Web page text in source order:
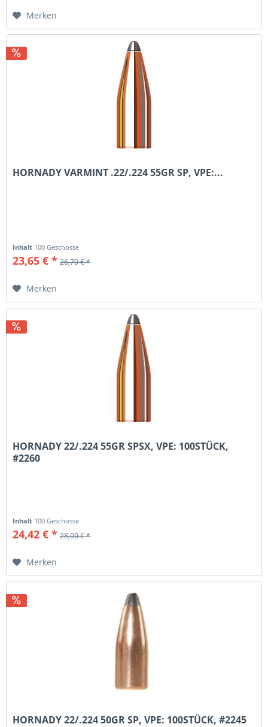
Merken
HORNADY VARMINT .22/.224 55GR SP, VPE:...
Inhalt 100 Geschosse
23,65 € * 26,70 € *
Merken
HORNADY 22/.224 55GR SPSX, VPE: 100STÜCK,
#2260
Inhalt 100 Geschosse
24,42 € * 28,00 € *
Merken
HORNADY 22/.224 50GR SP, VPE: 100STÜCK, #2245